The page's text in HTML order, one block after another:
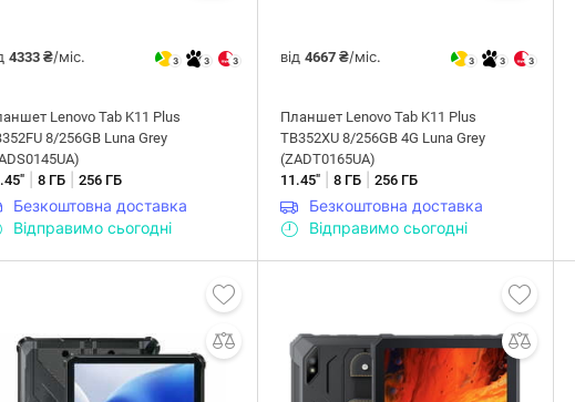
4333 ₴/міс. 3 3 3
Lenovo Tab K11 Plus
8/256GB Luna Grey
8 ГБ 256 ГБ
Безкоштовна доставка
Відправимо сьогодні
від4667 ₴/міс. 3 3 3
Планшет Lenovo Tab K11 Plus
TB352XU 8/256GB 4G Luna Grey
(ZADT0165UA)
11.45" |8 ГБ |256 ГБ
Безкоштовна доставка
Відправимо сьогодні